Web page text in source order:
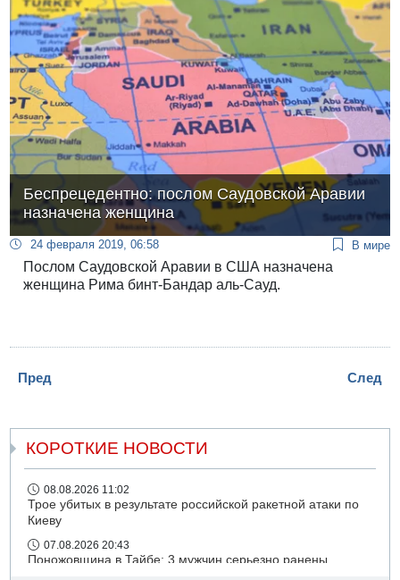
Беспрецедентно: послом Саудовской Аравии
назначена женщина
24 февраля 2019, 06:58 В мире
Послом Саудовской Аравии в США назначена
женщина Рима бинт-Бандар аль-Сауд.
Пред След
КОРОТКИЕ НОВОСТИ
08.08.2026 11:02
Трое убитых в результате российской ракетной атаки по
Киеву
07.08.2026 20:43
Поножовщина в Тайбе: 3 мужчин серьезно ранены